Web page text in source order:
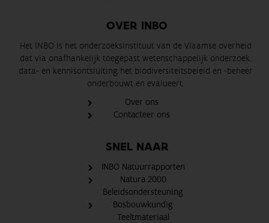
OVER INBO
Het INBO is het onderzoeksinstituut van de Vlaamse overheid
dat via onafhankelijk toegepast wetenschappelijk onderzoek,
data- en kennisontsluiting het biodiversiteitsbeleid en -beheer
onderbouwt en evalueert.
Over ons
Contacteer ons
SNEL NAAR
INBO Natuurrapporten
Natura 2000
Beleidsondersteuning
Bosbouwkundig
Teeltmateriaal